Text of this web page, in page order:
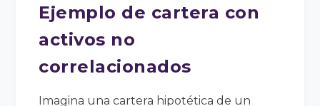
Ejemplo de cartera con
activos no
correlacionados
Imagina una cartera hipotética de un